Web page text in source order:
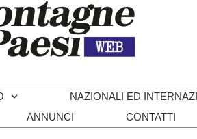
NAZIONALI ED
ANNUNCI
CONTATTI